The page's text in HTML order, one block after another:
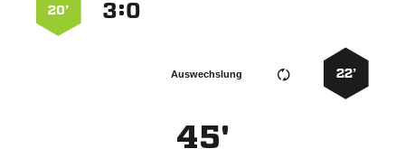
:
20’
22’
Auswechslung
45'